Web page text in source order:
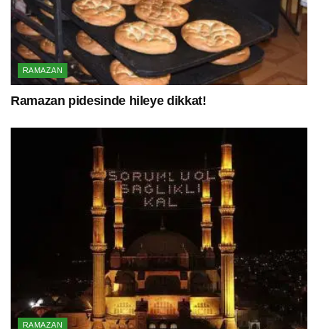
RAMAZAN
Ramazan pidesinde hileye dikkat!
RAMAZAN